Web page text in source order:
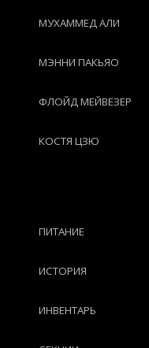
МУХАММЕД АЛИ
МЭННИ ПАКЬЯО
ФЛОЙД МЕЙВЕЗЕР
КОСТЯ ЦЗЮ
ПИТАНИЕ
ИСТОРИЯ
ИНВЕНТАРЬ